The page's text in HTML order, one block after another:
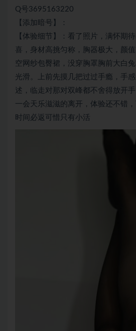
Q号3695163220
【添加暗号】：
【体验细节】：看了照片，满怀期
喜，身材高挑匀称，胸器极大，颜
空网纱包臀裙，没穿胸罩胸前大白
光滑。上前先摸几把过过手瘾，手
述，临走对那对双峰都不舍得放开
一会天乐滋滋的离开，体验还不错
时间必返可惜只有小活